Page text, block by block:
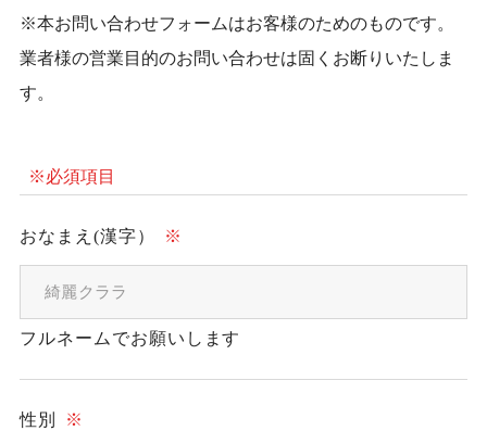
※本お問い合わせフォームはお客様のためのものです。
業者様の営業目的のお問い合わせは固くお断りいたしま
す。
※必須項目
おなまえ(漢字） ※
フルネームでお願いします
性別 ※